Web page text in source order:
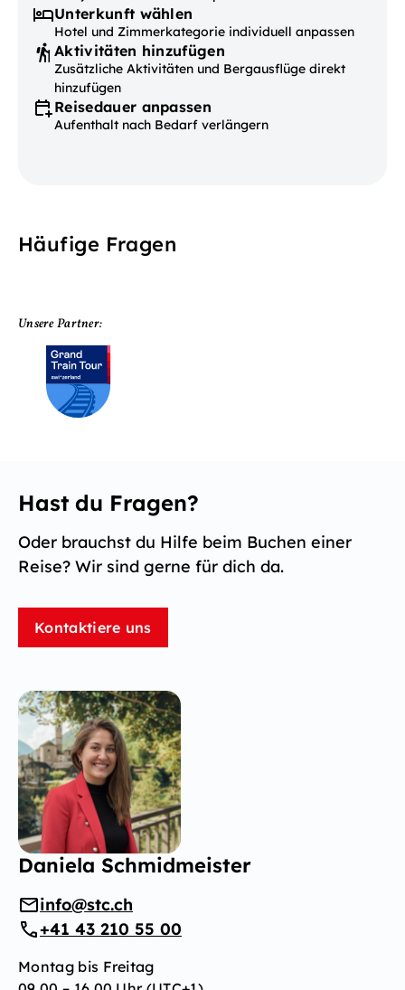
Unterkunft wählen
Hotel und Zimmerkategorie individuell anpassen
Aktivitäten hinzufügen
Zusätzliche Aktivitäten und Bergausflüge direkt
hinzufügen
Reisedauer anpassen
Aufenthalt nach Bedarf verlängern
Häufige Fragen
Unsere Partner:
Hast du Fragen?
Oder brauchst du Hilfe beim Buchen einer
Reise? Wir sind gerne für dich da.
Kontaktiere uns
Daniela Schmidmeister
info@stc.ch
+41 43 210 55 00
Montag bis Freitag